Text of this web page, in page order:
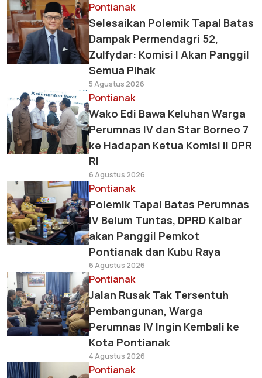
Pontianak
Selesaikan Polemik Tapal Batas
Dampak Permendagri 52,
Zulfydar: Komisi I Akan Panggil
Semua Pihak
5 Agustus 2026
Pontianak
Wako Edi Bawa Keluhan Warga
Perumnas IV dan Star Borneo 7
ke Hadapan Ketua Komisi II DPR
RI
6 Agustus 2026
Pontianak
Polemik Tapal Batas Perumnas
IV Belum Tuntas, DPRD Kalbar
akan Panggil Pemkot
Pontianak dan Kubu Raya
6 Agustus 2026
Pontianak
Jalan Rusak Tak Tersentuh
Pembangunan, Warga
Perumnas IV Ingin Kembali ke
Kota Pontianak
4 Agustus 2026
Pontianak